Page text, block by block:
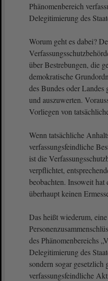
Phänomenbereich
Delegitimierung des
Worum geht es dabei?
über Bestrebungen, die
demokratische
des Bundes oder Landes
und auszuwerten.
Vorliegen von
Wenn tatsächliche
verfassungsfeindliche
ist die
verpflichtet,
beobachten. Insoweit hat
überhaupt keinen
Das heißt wiederum,
des Phänomenbereichs
Delegitimierung des
sondern sogar gesetzlich
verfassungsfeindliche